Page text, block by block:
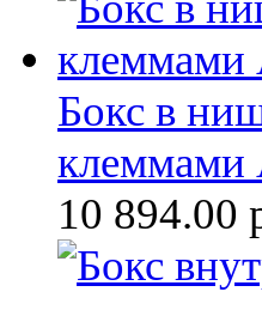
Бокс в
клеммами
10 894.00